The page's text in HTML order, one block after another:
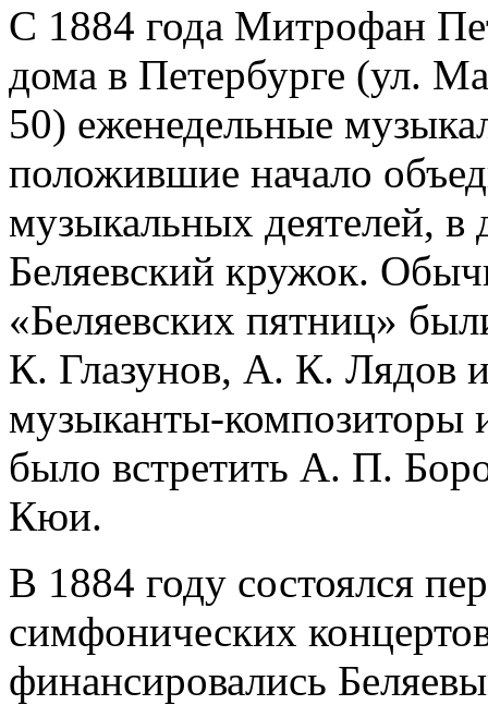
С 1884 года Митрофан
дома в Петербурге (ул.
50) еженедельные
положившие начало
музыкальных деятелей, в
Беляевский кружок.
«Беляевских пятниц»
К. Глазунов, А. К. Лядов
музыканты-композиторы
было встретить А. П.
Кюи.
В 1884 году состоялся
симфонических
финансировались